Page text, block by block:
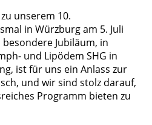
unserem 10.
in Würzburg am 5. Juli
Jubiläum, in
und Lipödem SHG in
ist für uns ein Anlass zur
und wir sind stolz darauf,
Programm bieten zu